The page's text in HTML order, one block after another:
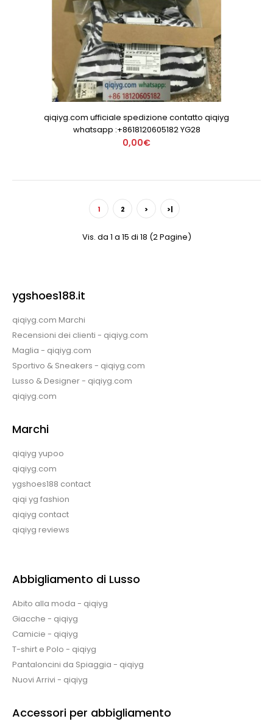
qiqiyg.com ufficiale spedizione contatto qiqiyg
whatsapp :+8618120605182 YG28
0,00€
1 2 > >|
Vis. da 1 a 15 di 18 (2 Pagine)
ygshoes188.it
qiqiyg.com Marchi
Recensioni dei clienti - qiqiyg.com
Maglia - qiqiyg.com
Sportivo & Sneakers - qiqiyg.com
Lusso & Designer - qiqiyg.com
qiqiyg.com
Marchi
qiqiyg yupoo
qiqiyg.com
ygshoes188 contact
qiqi yg fashion
qiqiyg contact
qiqiyg reviews
Abbigliamento di Lusso
Abito alla moda - qiqiyg
Giacche - qiqiyg
Camicie - qiqiyg
T-shirt e Polo - qiqiyg
Pantaloncini da Spiaggia - qiqiyg
Nuovi Arrivi - qiqiyg
Accessori per abbigliamento